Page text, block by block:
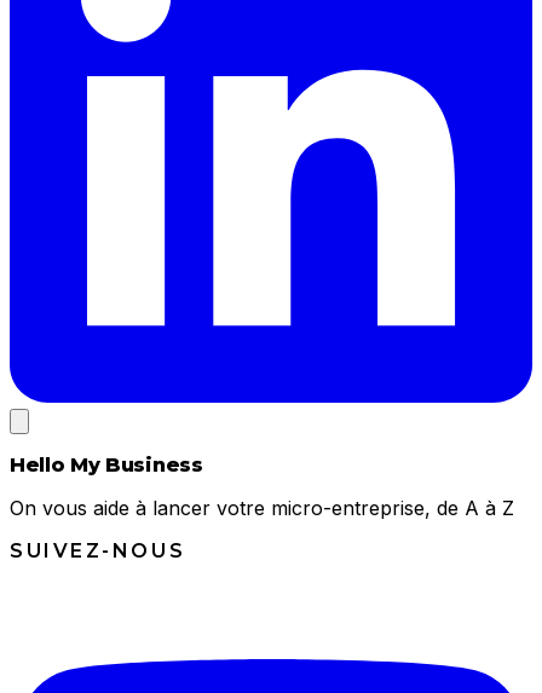
Hello My Business
On vous aide à lancer votre micro-entreprise, de A à Z
SUIVEZ-NOUS